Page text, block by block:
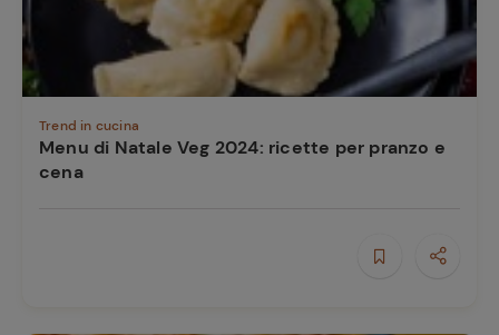
Trend in cucina
Menu di Natale Veg 2024: ricette per pranzo e
cena